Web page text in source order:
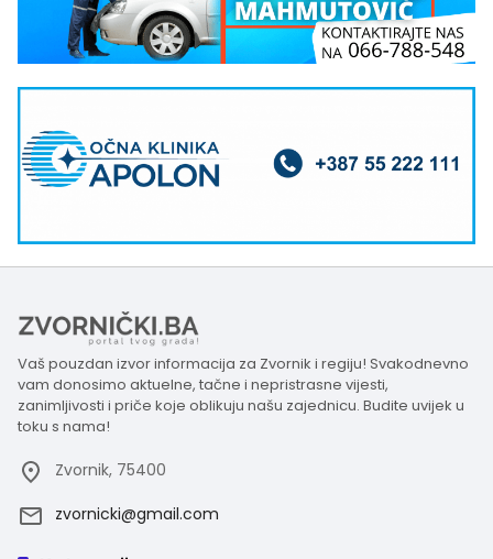
Vaš pouzdan izvor informacija za Zvornik i regiju! Svakodnevno
vam donosimo aktuelne, tačne i nepristrasne vijesti,
zanimljivosti i priče koje oblikuju našu zajednicu. Budite uvijek u
toku s nama!
Zvornik, 75400
zvornicki@gmail.com